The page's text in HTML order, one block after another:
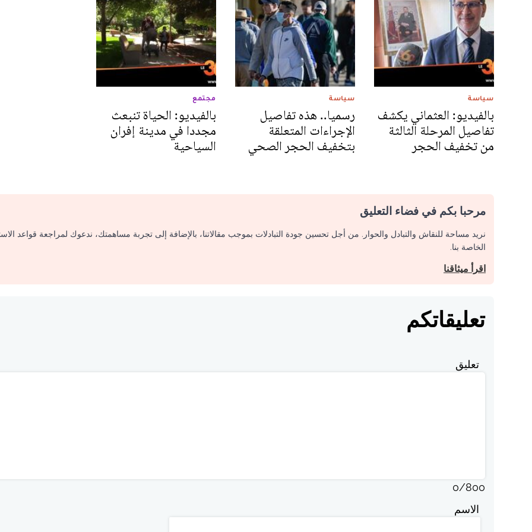
سياسة
بالفيديو: العثماني يكشف
تفاصيل المرحلة الثالثة
من تخفيف الحجر
سياسة
رسميا.. هذه تفاصيل
الإجراءات المتعلقة
بتخفيف الحجر الصحي
مجتمع
بالفيديو: الحياة تنبعث
مجددا في مدينة إفران
السياحية
مرحبا بكم في فضاء التعليق
نريد مساحة للنقاش والتبادل والحوار. من أجل تحسين جودة التبادلات بموجب مقالاتنا، بالإضافة إلى تجربة مساهمتك، ندعوك لمراجعة قواعد
الخاصة بنا.
اقرأ ميثاقنا
تعليقاتكم
تعليق
0/800
الاسم